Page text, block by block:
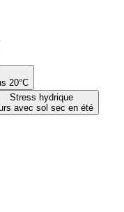
20°C
Stress hydrique
avec sol sec en été